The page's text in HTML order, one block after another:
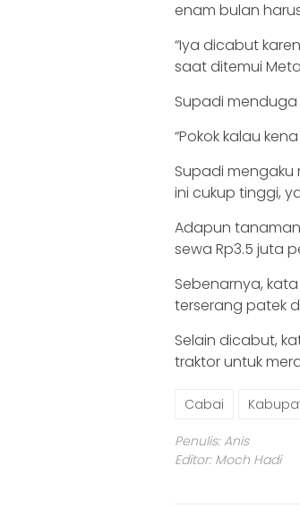
enam bulan
“Iya dicabut
saat ditemui
Supadi
“Pokok kalau
Supadi
ini cukup tinggi,
Adapun
sewa Rp3.5 juta
Sebenarnya,
terserang patek
Selain dicabut,
traktor untuk
Cabai
Penulis: Anis
Editor: Moch Hadi